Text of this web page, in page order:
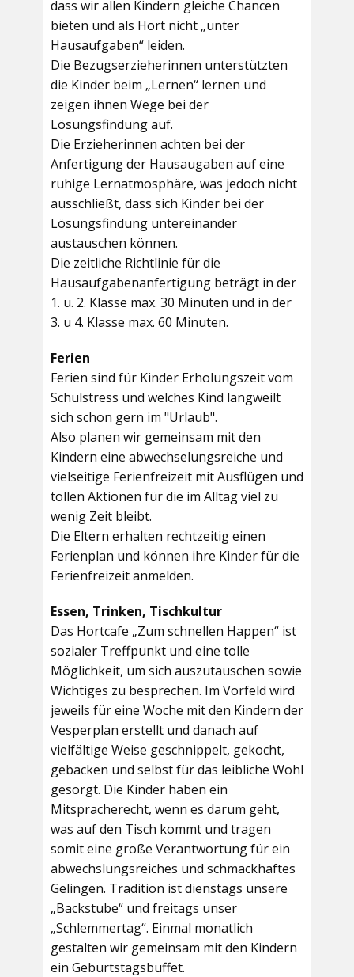
dass wir allen Kindern gleiche Chancen
bieten und als Hort nicht „unter
Hausaufgaben“ leiden.
Die Bezugserzieherinnen unterstützten
die Kinder beim „Lernen“ lernen und
zeigen ihnen Wege bei der
Lösungsfindung auf.
Die Erzieherinnen achten bei der
Anfertigung der Hausaugaben auf eine
ruhige Lernatmosphäre, was jedoch nicht
ausschließt, dass sich Kinder bei der
Lösungsfindung untereinander
austauschen können.
Die zeitliche Richtlinie für die
Hausaufgabenanfertigung beträgt in der
1. u. 2. Klasse max. 30 Minuten und in der
3. u 4. Klasse max. 60 Minuten.
Ferien
Ferien sind für Kinder Erholungszeit vom
Schulstress und welches Kind langweilt
sich schon gern im "Urlaub".
Also planen wir gemeinsam mit den
Kindern eine abwechselungsreiche und
vielseitige Ferienfreizeit mit Ausflügen und
tollen Aktionen für die im Alltag viel zu
wenig Zeit bleibt.
Die Eltern erhalten rechtzeitig einen
Ferienplan und können ihre Kinder für die
Ferienfreizeit anmelden.
Essen, Trinken, Tischkultur
Das Hortcafe „Zum schnellen Happen“ ist
sozialer Treffpunkt und eine tolle
Möglichkeit, um sich auszutauschen sowie
Wichtiges zu besprechen. Im Vorfeld wird
jeweils für eine Woche mit den Kindern der
Vesperplan erstellt und danach auf
vielfältige Weise geschnippelt, gekocht,
gebacken und selbst für das leibliche Wohl
gesorgt. Die Kinder haben ein
Mitspracherecht, wenn es darum geht,
was auf den Tisch kommt und tragen
somit eine große Verantwortung für ein
abwechslungsreiches und schmackhaftes
Gelingen. Tradition ist dienstags unsere
„Backstube“ und freitags unser
„Schlemmertag“. Einmal monatlich
gestalten wir gemeinsam mit den Kindern
ein Geburtstagsbuffet.